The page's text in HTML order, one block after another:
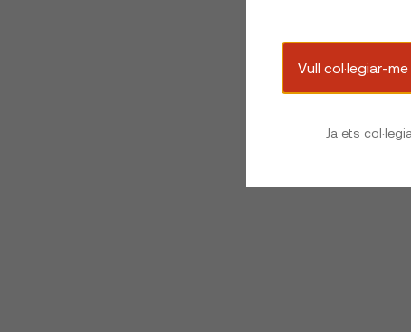
Vull col·legiar-me
Ja ets